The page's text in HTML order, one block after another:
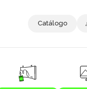
Catálogo